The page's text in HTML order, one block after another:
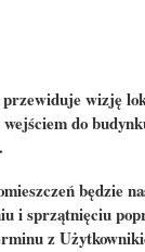
wizję
do
będzie
i sprzątnięciu
z